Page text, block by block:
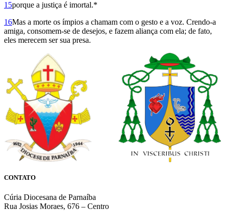
15porque a justiça é imortal.*
16Mas a morte os ímpios a chamam com o gesto e a voz. Crendo-a
amiga, consomem-se de desejos, e fazem aliança com ela; de fato,
eles merecem ser sua presa.
CONTATO
Cúria Diocesana de Parnaíba
Rua Josias Moraes, 676 – Centro